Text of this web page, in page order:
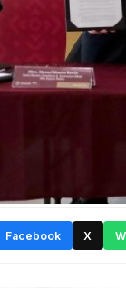
Facebook X